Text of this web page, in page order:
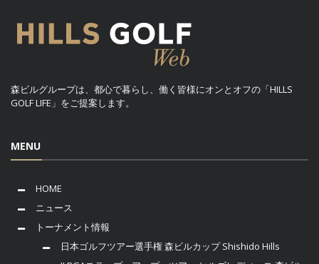
森ビルグループは、都心で暮らし、働く皆様にオンとオフの「HILLS
GOLF LIFE」をご提案します。
MENU
HOME
ニュース
トーナメント情報
日本ゴルフツアー選手権 森ビルカップ Shishido Hills